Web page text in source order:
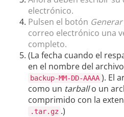
electrónico.
Pulsen el botón
correo electrónico una
completo.
(La fecha cuando el
en el nombre del
backup-MM-DD-AAAA ). El
como un tarballo un
comprimido con la
.tar.gz .)